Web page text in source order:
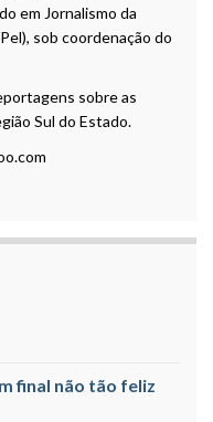
em Jornalismo da
sob coordenação do
sobre as
Sul do Estado.
final não tão feliz